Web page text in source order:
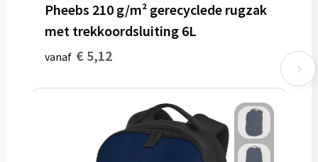
Pheebs 210 g/m² gerecyclede rugzak
met trekkoordsluiting 6L
vanaf € 5,12